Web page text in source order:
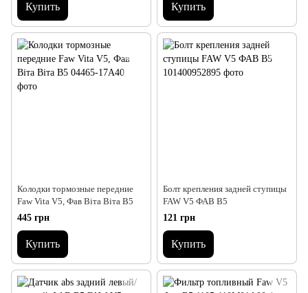
Купить Купить
Колодки тормозные передние
Faw Vita V5, Фав Віта Віта В5
445 грн
Купить
Болт крепления задней ступицы
FAW V5 ФАВ В5
121 грн
Купить